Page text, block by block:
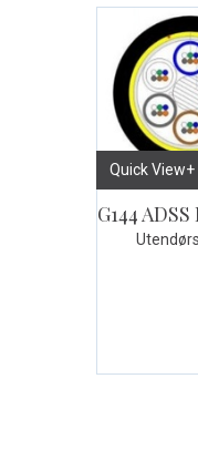
Quick View+